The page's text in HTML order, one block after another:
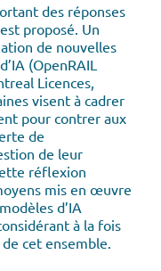
des réponses
proposé. Un
de nouvelles
(OpenRAIL
Licences,
visent à cadrer
pour contrer aux
de
de leur
réflexion
mis en œuvre
d’IA
à la fois
cet ensemble.